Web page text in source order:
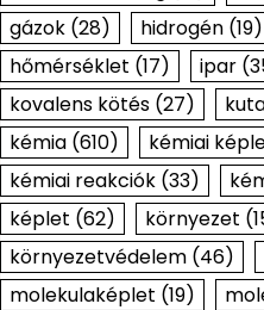
gázok(28) hidrogén(19)
hőmérséklet (17) ipar
kovalens kötés(27)
kémia(610) kémiai
kémiai reakciók(33)
képlet (62) környezet
környezetvédelem(46)
molekulaképlet (19)